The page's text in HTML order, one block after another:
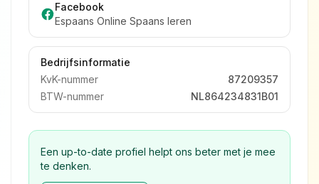
Facebook
Espaans Online Spaans leren
Bedrijfsinformatie
KvK-nummer
87209357
BTW-nummer
NL864234831B01
Een up-to-date profiel helpt ons beter met je mee
te denken.